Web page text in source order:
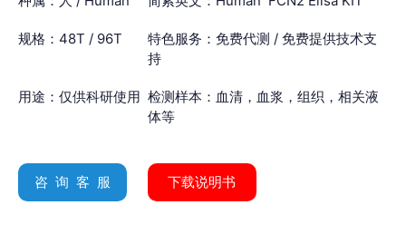
规格：48T / 96T
特色服务：免费代测 / 免费提供技术支
持
用途：仅供科研使用 检测样本：血清，血浆，组织，相关液
体等
咨 询 客 服 下载说明书